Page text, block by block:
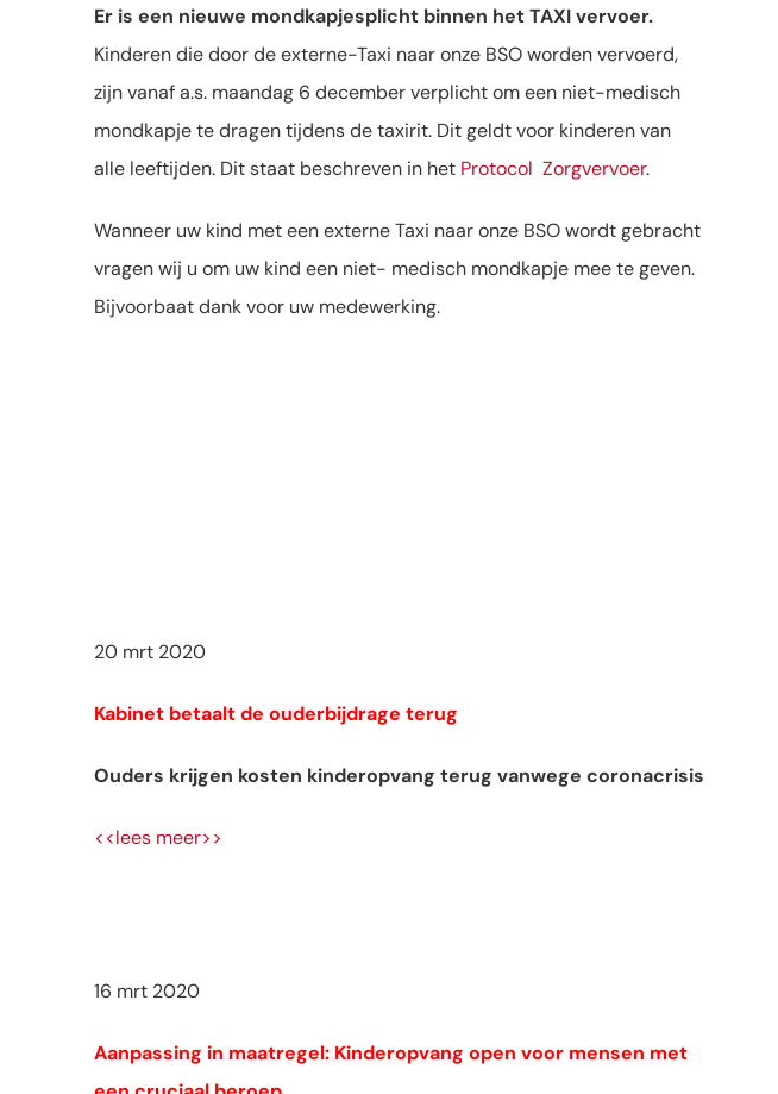
Er is een nieuwe mondkapjesplicht binnen het TAXI vervoer.
Kinderen die door de externe-Taxi naar onze BSO worden vervoerd,
zijn vanaf a.s. maandag 6 december verplicht om een niet-medisch
mondkapje te dragen tijdens de taxirit. Dit geldt voor kinderen van
alle leeftijden. Dit staat beschreven in het Protocol Zorgvervoer.
Wanneer uw kind met een externe Taxi naar onze BSO wordt gebracht
vragen wij u om uw kind een niet- medisch mondkapje mee te geven.
Bijvoorbaat dank voor uw medewerking.
20 mrt 2020
Kabinet betaalt de ouderbijdrage terug
Ouders krijgen kosten kinderopvang terug vanwege coronacrisis
<<lees meer>>
16 mrt 2020
Aanpassing in maatregel: Kinderopvang open voor mensen met